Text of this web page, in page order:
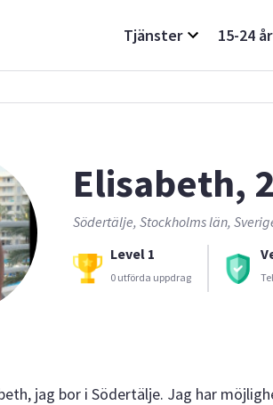
Tjänster 15-24
Elisabeth,
Södertälje, Stockholms län,
Level 1
0 utförda uppdrag
jag bor i Södertälje. Jag har